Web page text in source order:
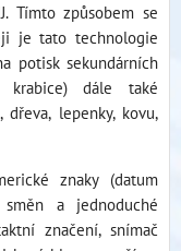
Tímto způsobem se
je tato technologie
potisk sekundárních
krabice) dále také
lepenky, kovu,
znaky (datum
směn a jednoduché
značení, snímač